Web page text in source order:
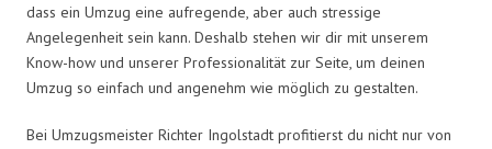
dass ein Umzug eine aufregende, aber auch stressige
Angelegenheit sein kann. Deshalb stehen wir dir mit unserem
Know-how und unserer Professionalität zur Seite, um deinen
Umzug so einfach und angenehm wie möglich zu gestalten.
Bei Umzugsmeister Richter Ingolstadt profitierst du nicht nur von